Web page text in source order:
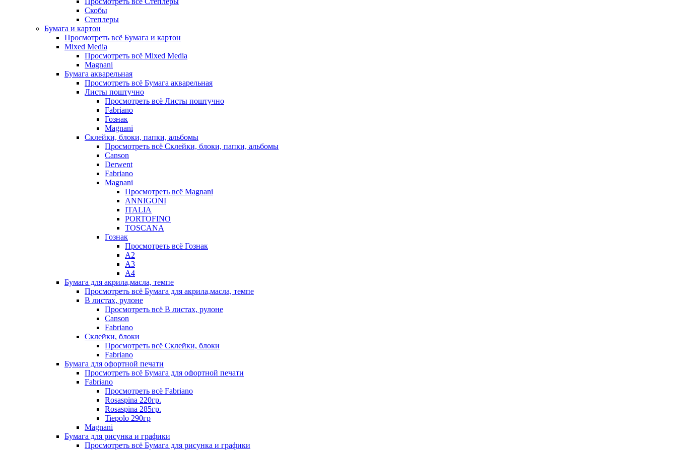
Скобы
Степлеры
Бумага и картон
Просмотреть всё Бумага и картон
Mixed Media
Просмотреть всё Mixed Media
Magnani
Бумага акварельная
Просмотреть всё Бумага акварельная
Листы поштучно
Просмотреть всё Листы поштучно
Fabriano
Гознак
Magnani
Склейки, блоки, папки, альбомы
Просмотреть всё Склейки, блоки, папки, альбомы
Canson
Derwent
Fabriano
Magnani
Просмотреть всё Magnani
ANNIGONI
ITALIA
PORTOFINO
TOSCANA
Гознак
Просмотреть всё Гознак
А2
А3
А4
Бумага для акрила,масла, темпе
Просмотреть всё Бумага для акрила,масла, темпе
В листах, рулоне
Просмотреть всё В листах, рулоне
Canson
Fabriano
Склейки, блоки
Просмотреть всё Склейки, блоки
Fabriano
Бумага для офортной печати
Просмотреть всё Бумага для офортной печати
Fabriano
Просмотреть всё Fabriano
Rosaspina 220гр.
Rosaspina 285гр.
Tiepolo 290гр
Magnani
Бумага для рисунка и графики
Просмотреть всё Бумага для рисунка и графики